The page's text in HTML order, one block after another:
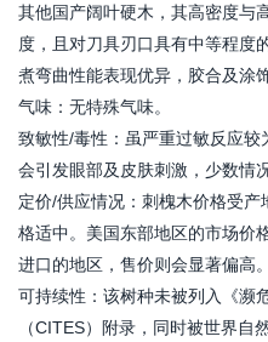
其他国产阔叶硬木，其高密度与
度，且对刀具刃口具有中等程度
煮弯曲性能表现优异，胶合及涂
气味：无特殊气味。
致敏性/毒性：虽严重过敏反应
会引发眼部及皮肤刺激，少数情
定价/供应情况：刺槐木价格受
格适中。美国东部地区的市场价
进口的地区，售价则会显著偏高。
可持续性：该树种未被列入《濒
（CITES）附录，同时被世界自